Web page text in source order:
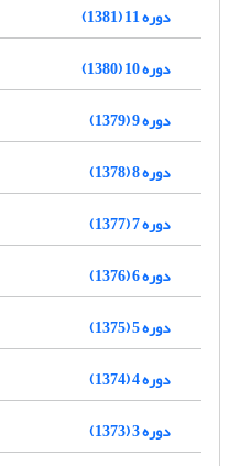
دوره 11 (1381)
دوره 10 (1380)
دوره 9 (1379)
دوره 8 (1378)
دوره 7 (1377)
دوره 6 (1376)
دوره 5 (1375)
دوره 4 (1374)
دوره 3 (1373)